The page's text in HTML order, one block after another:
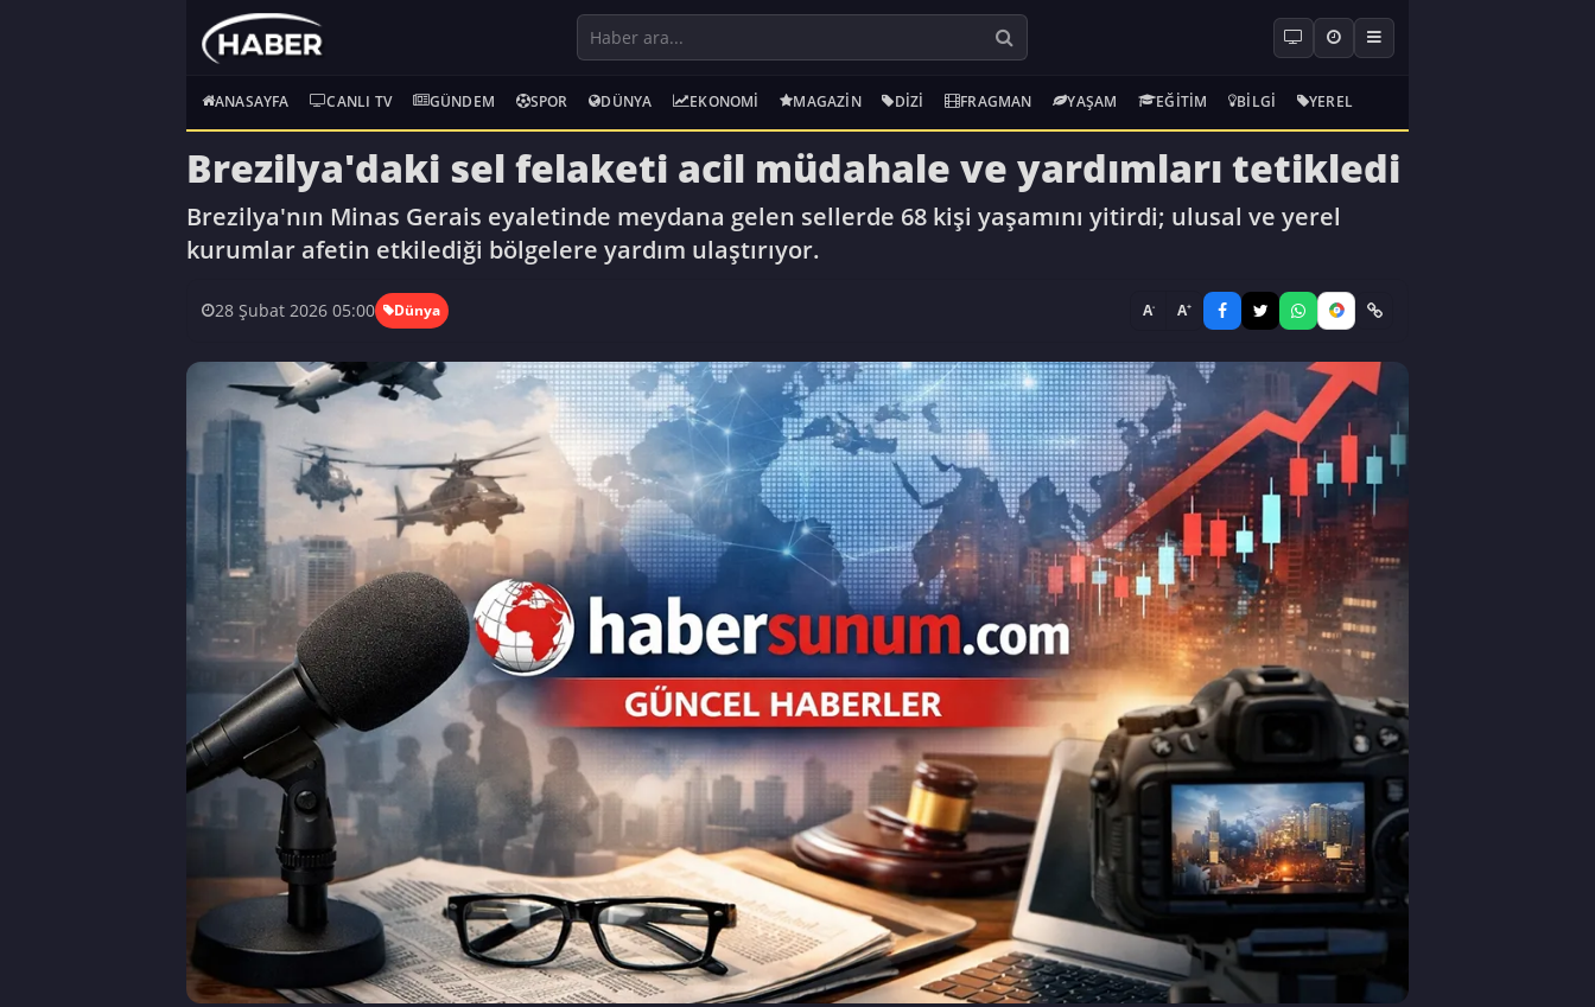
ANASAYFA CANLI TV GÜNDEM SPOR DÜNYA EKONOMI MAGAZIN DIZI FRAGMAN YAŞAM EĞITIM BILGI YEREL
Brezilya'daki sel felaketi acil müdahale ve yardımları tetikledi
Brezilya'nın Minas Gerais eyaletinde meydana gelen sellerde 68 kişi yaşamını yitirdi; ulusal ve yerel
kurumlar afetin etkilediği bölgelere yardım ulaştırıyor.
28 Şubat 2026 05:00 Dünya A- A+